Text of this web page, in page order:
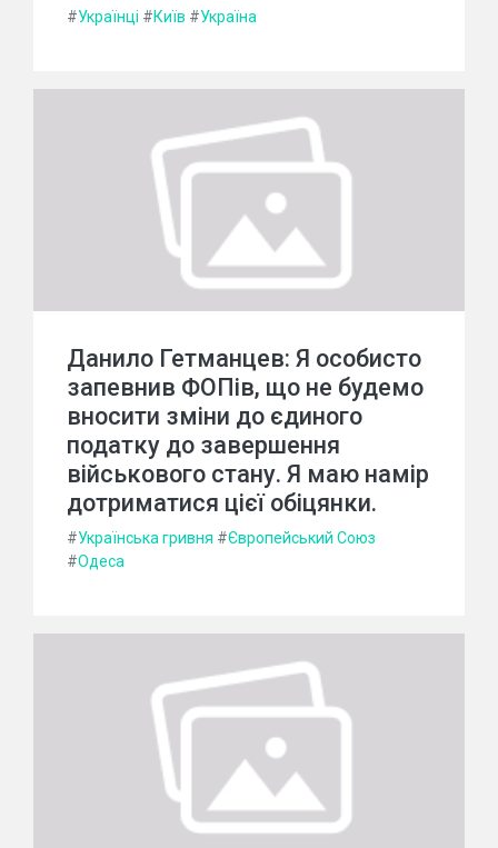
#Українці #Київ #Україна
Данило Гетманцев: Я особисто
запевнив ФОПів, що не будемо
вносити зміни до єдиного
податку до завершення
військового стану. Я маю намір
дотриматися цієї обіцянки.
#Українська гривня #Європейський Союз
#Одеса